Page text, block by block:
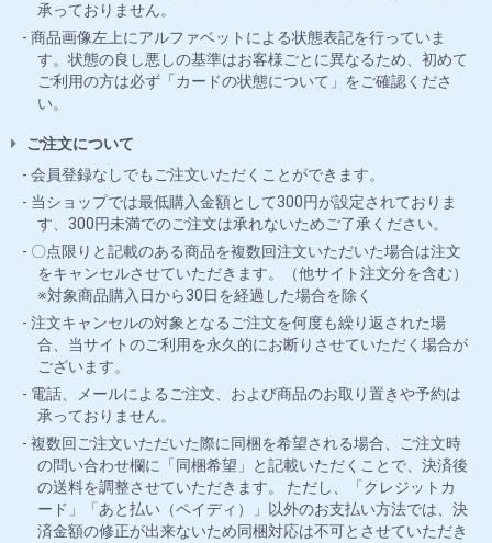
承っておりません。
商品画像左上にアルファベットによる状態表記を行っていま
す。状態の良し悪しの基準はお客様ごとに異なるため、初めて
ご利用の方は必ず「カードの状態について」をご確認くださ
い。
ご注文について
会員登録なしでもご注文いただくことができます。
当ショップでは最低購入金額として300円が設定されておりま
す、300円未満でのご注文は承れないためご了承ください。
〇点限りと記載のある商品を複数回注文いただいた場合は注文
をキャンセルさせていただきます。（他サイト注文分を含む）
※対象商品購入日から30日を経過した場合を除く
注文キャンセルの対象となるご注文を何度も繰り返された場
合、当サイトのご利用を永久的にお断りさせていただく場合が
ございます。
電話、メールによるご注文、および商品のお取り置きや予約は
承っておりません。
複数回ご注文いただいた際に同梱を希望される場合、ご注文時
の問い合わせ欄に「同梱希望」と記載いただくことで、決済後
の送料を調整させていただきます。 ただし、「クレジットカ
ード」「あと払い（ペイディ）」以外のお支払い方法では、決
済金額の修正が出来ないため同梱対応は不可とさせていただき